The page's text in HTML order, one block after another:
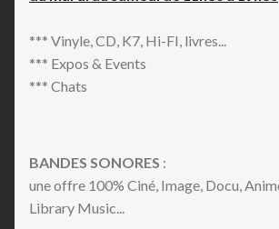
*** Vinyle, CD, K7, Hi-FI, livres...
*** Expos & Events
*** Chats
BANDES SONORES :
une offre 100% Ciné, Image, Docu,
Library Music...